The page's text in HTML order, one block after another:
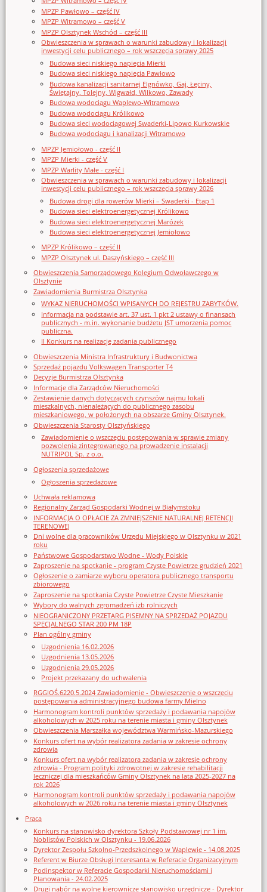
MPZP Pawłowo – część IV
MPZP Witramowo – część V
MPZP Olsztynek Wschód – część III
Obwieszczenia w sprawach o warunki zabudowy i lokalizacji
inwestycji celu publicznego – rok wszczęcia sprawy 2025
Budowa sieci niskiego napięcia Mierki
Budowa sieci niskiego napięcia Pawłowo
Budowa kanalizacji sanitarnej Elgnówko, Gaj, Łęciny,
Świętajny, Tolejny, Wigwałd, Wilkowo, Zawady
Budowa wodociągu Waplewo-Witramowo
Budowa wodociągu Królikowo
Budowa sieci wodociągowej Swaderki-Lipowo Kurkowskie
Budowa wodociągu i kanalizacji Witramowo
MPZP Jemiołowo - część II
MPZP Mierki - część V
MPZP Warlity Małe - część I
Obwieszczenia w sprawach o warunki zabudowy i lokalizacji
inwestycji celu publicznego – rok wszczęcia sprawy 2026
Budowa drogi dla rowerów Mierki – Swaderki - Etap 1
Budowa sieci elektroenergetycznej Królikowo
Budowa sieci elektroenergetycznej Marózek
Budowa sieci elektroenergetycznej Jemiołowo
MPZP Królikowo – część II
MPZP Olsztynek ul. Daszyńskiego – część III
Obwieszczenia Samorządowego Kolegium Odwoławczego w
Olsztynie
Zawiadomienia Burmistrza Olsztynka
WYKAZ NIERUCHOMOŚCI WPISANYCH DO REJESTRU ZABYTKÓW.
Informacja na podstawie art. 37 ust. 1 pkt 2 ustawy o finansach
publicznych - m.in. wykonanie budżetu JST umorzenia pomoc
publiczna.
II Konkurs na realizację zadania publicznego
Obwieszczenia Ministra Infrastruktury i Budwonictwa
Sprzedaż pojazdu Volkswagen Transporter T4
Decyzje Burmistrza Olsztynka
Informacje dla Zarządców Nieruchomości
Zestawienie danych dotyczących czynszów najmu lokali
mieszkalnych, nienależących do publicznego zasobu
mieszkaniowego, w położonych na obszarze Gminy Olsztynek.
Obwieszczenia Starosty Olsztyńskiego
Zawiadomienie o wszczęciu postępowania w sprawie zmiany
pozwolenia zintegrowanego na prowadzenie instalacji
NUTRIPOL Sp. z o.o.
Ogłoszenia sprzedażowe
Ogłoszenia sprzedażowe
Uchwała reklamowa
Regionalny Zarząd Gospodarki Wodnej w Białymstoku
INFORMACJA O OPŁACIE ZA ZMNIEJSZENIE NATURALNEJ RETENCJI
TERENOWEJ
Dni wolne dla pracowników Urzędu Miejskiego w Olsztynku w 2021
roku
Państwowe Gospodarstwo Wodne - Wody Polskie
Zaproszenie na spotkanie - program Czyste Powietrze grudzień 2021
Ogłoszenie o zamiarze wyboru operatora publicznego transportu
zbiorowego
Zaproszenie na spotkania Czyste Powietrze Czyste Mieszkanie
Wybory do walnych zgromadzeń izb rolniczych
NIEOGRANICZONY PRZETARG PISEMNY NA SPRZEDAŻ POJAZDU
SPECJALNEGO STAR 200 PM 18P
Plan ogólny gminy
Uzgodnienia 16.02.2026
Uzgodnienia 13.05.2026
Uzgodnienia 29.05.2026
Projekt przekazany do uchwalenia
RGGIOŚ.6220.5.2024 Zawiadomienie - Obwieszczenie o wszczęciu
postępowania administracyjnego budowa farmy Mielno
Harmonogram kontroli punktów sprzedaży i podawania napojów
alkoholowych w 2025 roku na terenie miasta i gminy Olsztynek
Obwieszczenia Marszałka województwa Warmińsko-Mazurskiego
Konkurs ofert na wybór realizatora zadania w zakresie ochrony
zdrowia
Konkurs ofert na wybór realizatora zadania w zakresie ochrony
zdrowia - Program polityki zdrowotnej w zakresie rehabilitacji
leczniczej dla mieszkańców Gminy Olsztynek na lata 2025-2027 na
rok 2026
Harmonogram kontroli punktów sprzedaży i podawania napojów
alkoholowych w 2026 roku na terenie miasta i gminy Olsztynek
Praca
Konkurs na stanowisko dyrektora Szkoły Podstawowej nr 1 im.
Noblistów Polskich w Olsztynku - 19.06.2026
Dyrektor Zespołu Szkolno-Przedszkolnego w Waplewie - 14.08.2025
Referent w Biurze Obsługi Interesanta w Referacie Organizacyjnym
Podinspektor w Referacie Gospodarki Nieruchomościami i
Planowania - 24.02.2025
Drugi nabór na wolne kierownicze stanowisko urzędnicze - Dyrektor